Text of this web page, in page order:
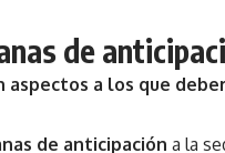
de
aspectos a los que
de anticipación a la